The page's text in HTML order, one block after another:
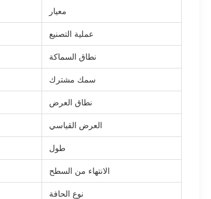
معيار
عملية التصنيع
نطاق السماكة
سمك مشترك
نطاق العرض
العرض القياسي
طول
الانتهاء من السطح
نوع الحافة